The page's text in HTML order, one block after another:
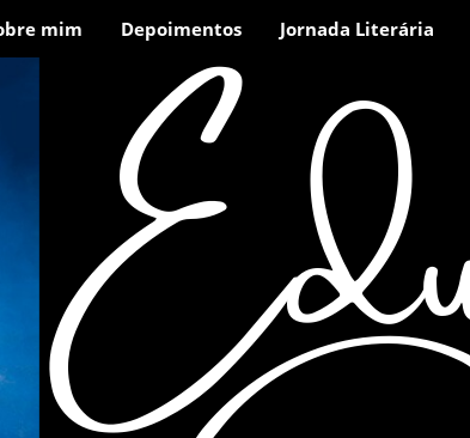
mim Depoimentos Jornada Literária